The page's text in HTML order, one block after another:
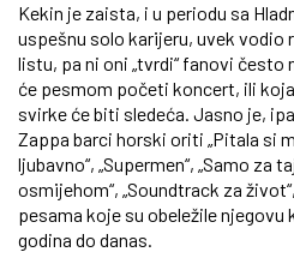
Kekin je zaista, i u periodu sa
uspešnu solo karijeru, uvek vodio
listu, pa ni oni „tvrdi“ fanovi često
će pesmom početi koncert, ili
svirke će biti sledeća. Jasno je,
Zappa barci horski oriti „Pitala si
ljubavno“, „Supermen“, „Samo za
osmijehom“, „Soundtrack za
pesama koje su obeležile
godina do danas.